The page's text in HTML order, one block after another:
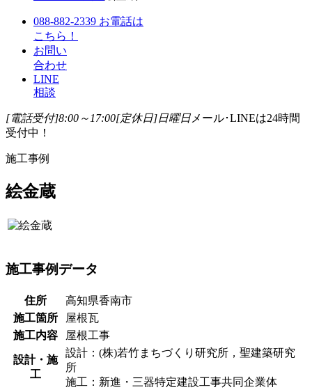
088-882-2339 お電話は
こちら！
お問い
合わせ
LINE
相談
[電話受付]8:00～17:00[定休日]日曜日 メール･LINEは24時間
受付中！
施工事例
絵金蔵
施工事例データ
住所
高知県香南市
施工箇所
屋根瓦
施工内容
屋根工事
設計・施
工
設計：(株)若竹まちづくり研究所，聖建築研究
所
施工：新進・三器特定建設工事共同企業体